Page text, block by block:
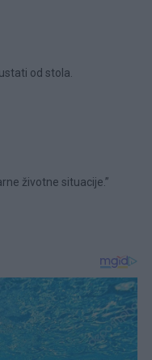
od stola.
životne situacije.”